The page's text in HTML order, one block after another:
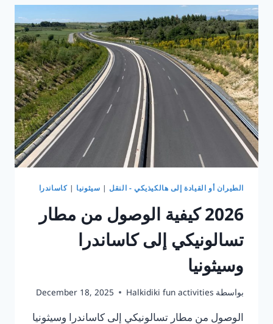
في
2026:
كاساندرّا
مقابل
سيثونيا
أم
إقامة
مقسّمة
الطيران أو القيادة إلى هالكيذيكي - النقل | سيثونيا |كاساندرا
2026 كيفية الوصول من مطار
تسالونيكي إلى كاساندرا
وسيثونيا
بواسطة Halkidiki fun activities
December 18, 2025
الوصول من مطار تسالونيكي إلى كاساندرا وسيثونيا